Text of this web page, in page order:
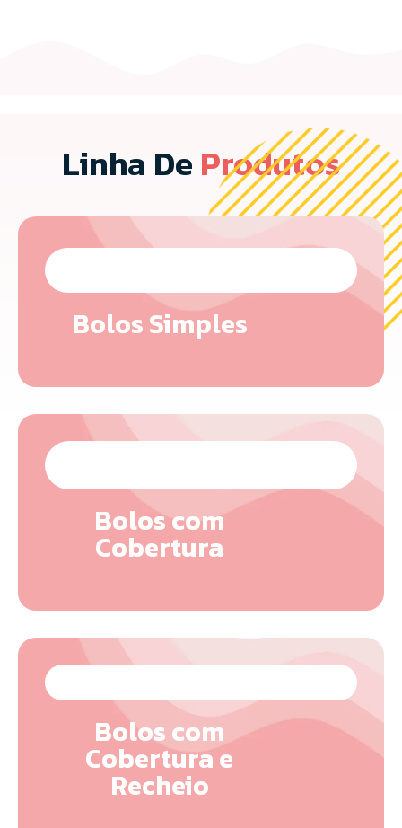
Linha De Produtos
Bolos Simples
Bolos com
Cobertura
Bolos com
Cobertura e
Recheio